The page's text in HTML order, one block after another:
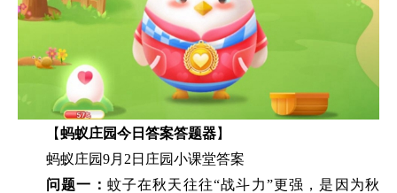
【蚂蚁庄园今日答案答题器】
蚂蚁庄园9月2日庄园小课堂答案
问题一： 蚊子在秋天往往“战斗力”更强，是因为秋